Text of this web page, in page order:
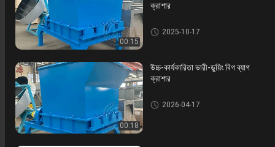
00:15
ক্রাশার
সার পেষণকারী মেশিন
2025-10-17
00:18
উচ্চ-কার্যকারিতা ভারী-ডুয়িং বিগ ব্যাগ
ক্রাশার
সার পেষণকারী মেশিন
2026-04-17